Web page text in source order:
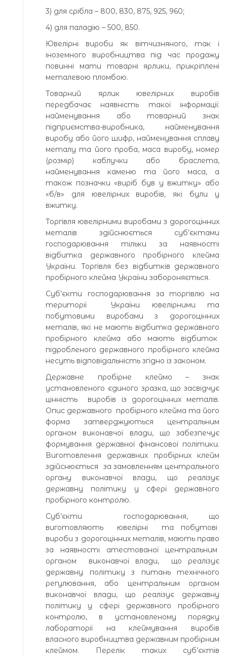
3) для срібла – 800, 830, 875, 925, 960;
4) для паладію – 500, 850.
Ювелірні вироби як вітчизняного, так і
іноземного виробництва під час продажу
повинні мати товарні ярлики, прикріплені
металевою пломбою.
Товарний ярлик ювелірних виробів
передбачає наявність такої інформації:
найменування або товарний знак
підприємства-виробника, найменування
виробу або його шифр, найменування сплаву
металу та його проба, маса виробу, номер
(розмір) каблучки або браслета,
найменування каменю та його маса, а
також позначки «виріб був у вжитку» або
«б/в» для ювелірних виробів, які були у
вжитку.
Торгівля ювелірними виробами з дорогоцінних
металів здійснюється суб’єктами
господарювання тільки за наявності
відбитка державного пробірного клейма
України. Торгівля без відбитків державного
пробірного клейма України забороняється.
Суб’єкти господарювання за торгівлю на
території України ювелірними та
побутовими виробами з дорогоцінних
металів, які не мають відбитка державного
пробірного клейма або мають відбиток
підробленого державного пробірного клейма
несуть відповідальність згідно із законом.
Державне пробірне клеймо – знак
установленого єдиного зразка, що засвідчує
цінність виробів із дорогоцінних металів.
Опис державного пробірного клейма та його
форма затверджуються центральним
органом виконавчої влади, що забезпечує
формування державної фінансової політики.
Виготовлення державних пробірних клейм
здійснюється за замовленням центрального
органу виконавчої влади, що реалізує
державну політику у сфері державного
пробірного контролю.
Суб’єкти господарювання, що
виготовляють ювелірні та побутові
вироби з дорогоцінних металів, мають право
за наявності атестованої центральним
органом виконавчої влади, що реалізує
державну політику з питань технічного
регулювання, або центральним органом
виконавчої влади, що реалізує державну
політику у сфері державного пробірного
контролю, в установленому порядку
лабораторії на клеймування виробів
власного виробництва державним пробірним
клеймом. Перелік таких суб’єктів